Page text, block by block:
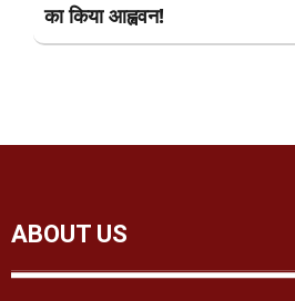
का किया आह्ववन!
ABOUT US